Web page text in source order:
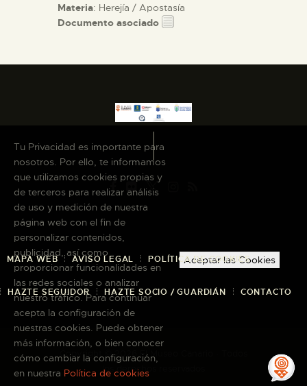
Materia: Herejía / Apostasía
Documento asociado
MAPA WEB AVISO LEGAL POLÍTICA DE COOKIES
HAZTE SEGUIDOR HAZTE SOCIO / GUARDIÁN CONTACTO
Copyright © 2026 El Museo Canario · Todos
los derechos reservados
Tu Privacidad es importante para
nosotros. Por ello, te informamos
que utilizamos cookies propias y
de terceros para realizar análisis
de uso y medición de nuestra
página web con el fin de
personalizar contenidos,
publicidad, así como
proporcionar funcionalidades en
las redes sociales o analizar
nuestro tráfico. Para continuar
acepta la configuración de
nuestras cookies. Puede obtener
más información, o bien conocer
cómo cambiar la configuración,
en nuestra Política de cookies
Aceptar las Cookies